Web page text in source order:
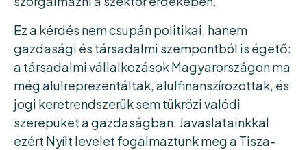
Ez a kérdés nem csupán politikai, hanem
gazdasági és társadalmi szempontból is égető:
a társadalmi vállalkozások Magyarországon ma
még alulreprezentáltak, alulfinanszírozottak, és
jogi keretrendszerük sem tükrözi valódi
szerepüket a gazdaságban. Javaslatainkkal
ezért Nyílt levelet fogalmaztunk meg a Tisza-